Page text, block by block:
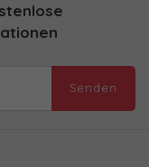
Senden